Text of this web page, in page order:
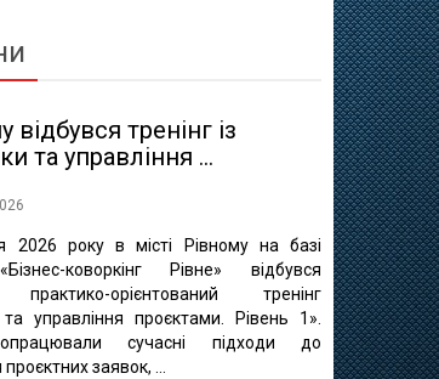
відбувся тренінг із
та управління ...
2026 року в місті Рівному на базі
коворкінг Рівне» відбувся
орієнтований тренінг
та управління проєктами. Рівень 1».
сучасні підходи до
заявок, ...
освіти
16 Липня,
10 липня в
відбулася
міста Рівне